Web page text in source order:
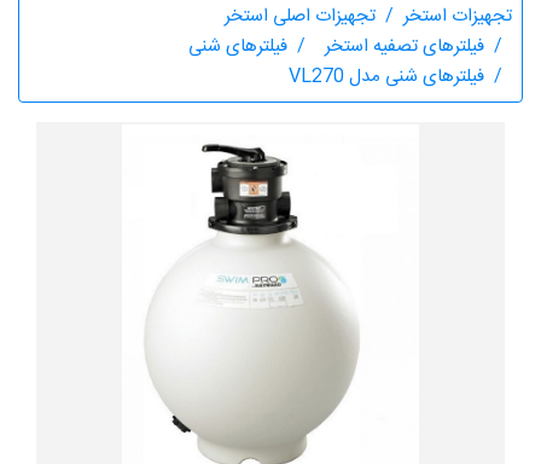
تجهیزات استخر
تجهیزات اصلی استخر
فیلترهای تصفیه استخر
فیلترهای شنی
فیلترهای شنی مدل VL270